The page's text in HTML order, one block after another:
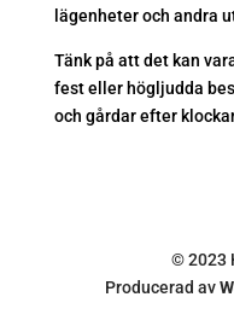
lägenheter och andra
Tänk på att det kan
fest eller högljudda
och gårdar efter
© 2023
Producerad av